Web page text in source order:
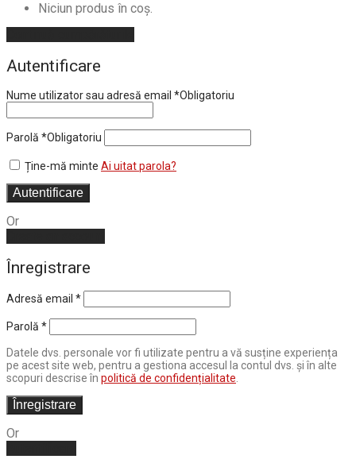
Niciun produs în coș.
Autentificare
Nume utilizator sau adresă email *Obligatoriu
Parolă *Obligatoriu
Ține-mă minte Ai uitat parola?
Autentificare
Or
Înregistrare
Adresă email *
Parolă *
Datele dvs. personale vor fi utilizate pentru a vă susține experiența
pe acest site web, pentru a gestiona accesul la contul dvs. și în alte
scopuri descrise în politică de confidențialitate
Înregistrare
Or